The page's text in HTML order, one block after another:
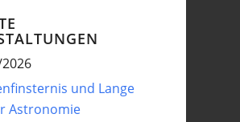
und Lange
Astronomie